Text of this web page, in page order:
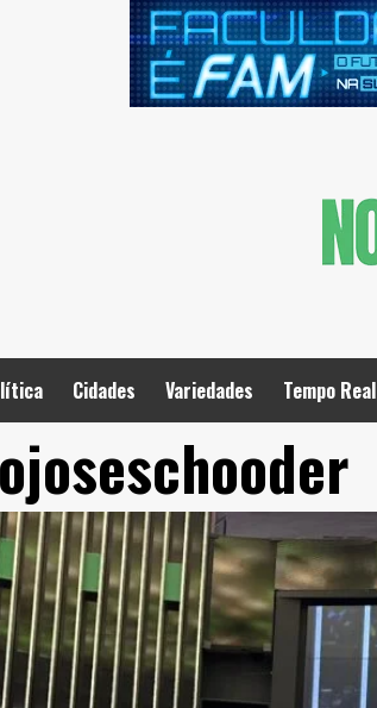
Cidades Variedades Tempo Real